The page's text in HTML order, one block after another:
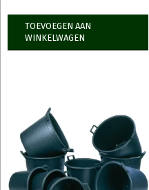
TOEVOEGEN AAN
WINKELWAGEN